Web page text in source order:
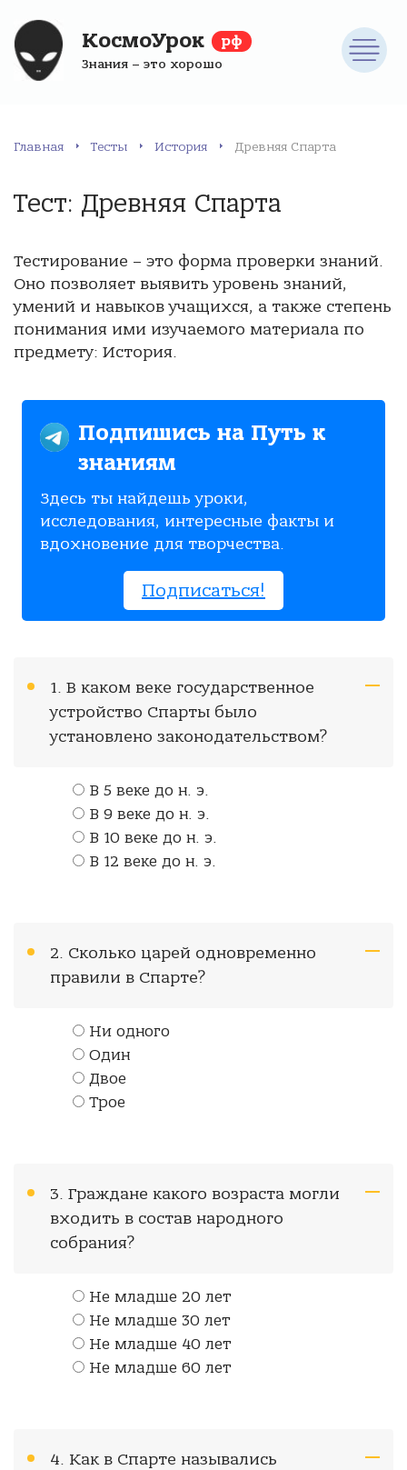
КосмоУрок рф
Знания – это хорошо
Главная Тесты История Древняя Спарта
Тест: Древняя Спарта
Тестирование – это форма проверки знаний.
Оно позволяет выявить уровень знаний,
умений и навыков учащихся, а также степень
понимания ими изучаемого материала по
предмету: История.
Подпишись на Путь к
знаниям
Здесь ты найдешь уроки,
исследования, интересные факты и
вдохновение для творчества.
Подписаться!
1. В каком веке государственное
устройство Спарты было
установлено законодательством?
В 5 веке до н. э.
В 9 веке до н. э.
В 10 веке до н. э.
В 12 веке до н. э.
2. Сколько царей одновременно
правили в Спарте?
Ни одного
Один
Двое
Трое
3. Граждане какого возраста могли
входить в состав народного
собрания?
Не младше 20 лет
Не младше 30 лет
Не младше 40 лет
Не младше 60 лет
4. Как в Спарте назывались